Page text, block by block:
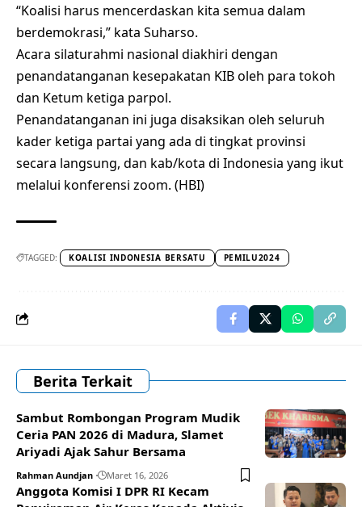
“Koalisi harus mencerdaskan kita semua dalam
berdemokrasi,” kata Suharso.
Acara silaturahmi nasional diakhiri dengan
penandatanganan kesepakatan KIB oleh para tokoh
dan Ketum ketiga parpol.
Penandatanganan ini juga disaksikan oleh seluruh
kader ketiga partai yang ada di tingkat provinsi
secara langsung, dan kab/kota di Indonesia yang ikut
melalui konferensi zoom. (HBI)
TAGGED: KOALISI INDONESIA BERSATU PEMILU2024
Berita Terkait
Sambut Rombongan Program Mudik
Ceria PAN 2026 di Madura, Slamet
Ariyadi Ajak Sahur Bersama
Rahman Aundjan Maret 16, 2026
Anggota Komisi I DPR RI Kecam